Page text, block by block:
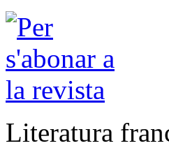
Literatura